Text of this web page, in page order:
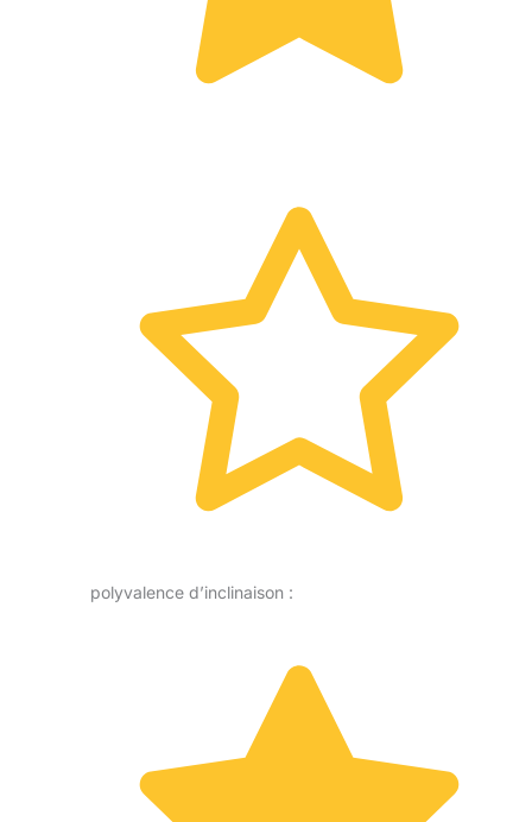
polyvalence d’inclinaison :